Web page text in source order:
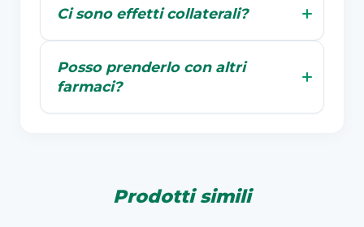
Ci sono effetti collaterali?
Posso prenderlo con altri
farmaci?
Prodotti simili